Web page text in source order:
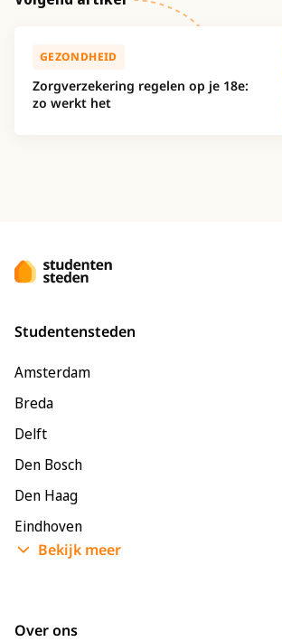
GEZONDHEID
Zorgverzekering regelen op je 18e:
zo werkt het
Studentensteden
Amsterdam
Breda
Delft
Den Bosch
Den Haag
Eindhoven
Enschede
Bekijk meer
Over ons